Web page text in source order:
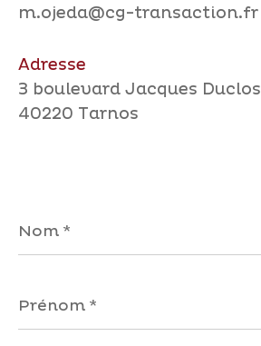
m.ojeda@cg-transaction.fr
Adresse
3 boulevard Jacques Duclos
40220 Tarnos
*
*